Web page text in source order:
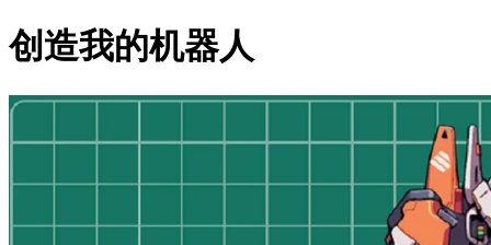
创造我的机器人